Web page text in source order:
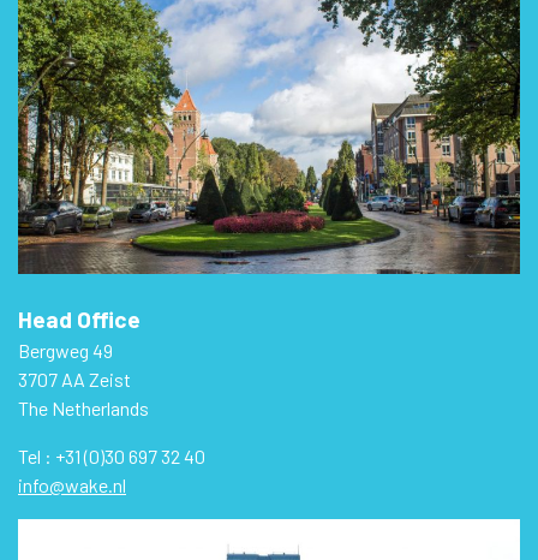
Head Office
Bergweg 49
3707 AA Zeist
The Netherlands
Tel : +31 (0)30 697 32 40
info@wake.nl